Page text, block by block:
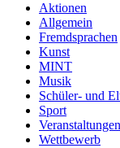
Aktionen
Allgemein
Fremdsprachen
Kunst
MINT
Musik
Schüler- und
Sport
Veranstaltungen
Wettbewerb